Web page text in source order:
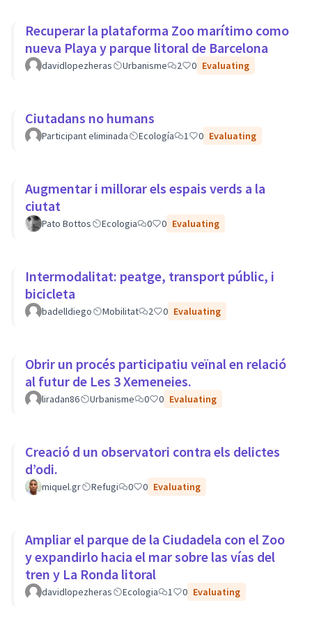
Recuperar la plataforma Zoo marítimo como
nueva Playa y parque litoral de Barcelona
davidlopezheras Urbanisme 2 0 Evaluating
Ciutadans no humans
Participant eliminada Ecología 1 0 Evaluating
Augmentar i millorar els espais verds a la
ciutat
Pato Bottos Ecologia 0 0 Evaluating
Intermodalitat: peatge, transport públic, i
bicicleta
badelldiego Mobilitat 2 0 Evaluating
Obrir un procés participatiu veïnal en relació
al futur de Les 3 Xemeneies.
liradan86 Urbanisme 0 0 Evaluating
Creació d un observatori contra els delictes
d’odi.
miquel.gr Refugi 0 0 Evaluating
Ampliar el parque de la Ciudadela con el Zoo
y expandirlo hacia el mar sobre las vías del
tren y La Ronda litoral
davidlopezheras Ecologia 1 0 Evaluating